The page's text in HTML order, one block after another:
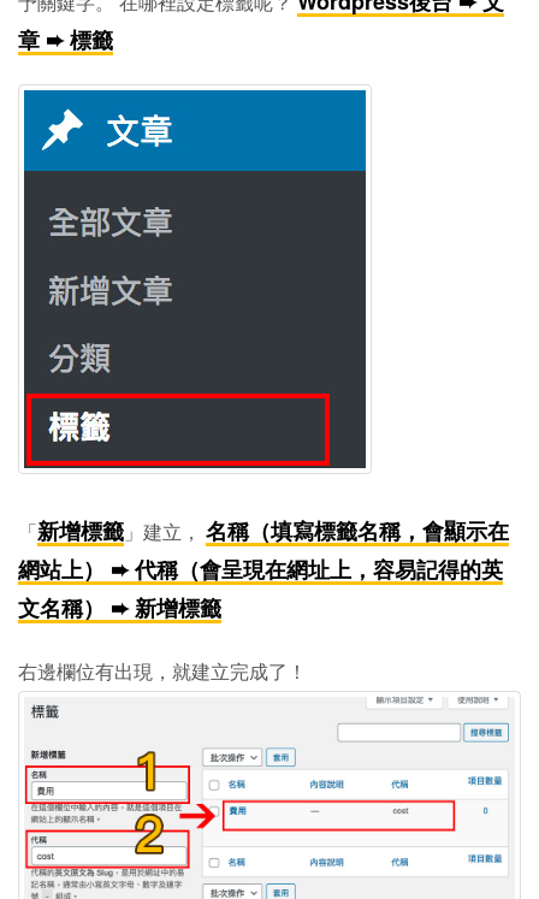
章 ➨ 標籤
「新增標籤 」建立， 名稱（填寫標籤名稱，會顯示在
網站上） ➨ 代稱（會呈現在網址上，容易記得的英
文名稱） ➨ 新增標籤
右邊欄位有出現，就建立完成了！